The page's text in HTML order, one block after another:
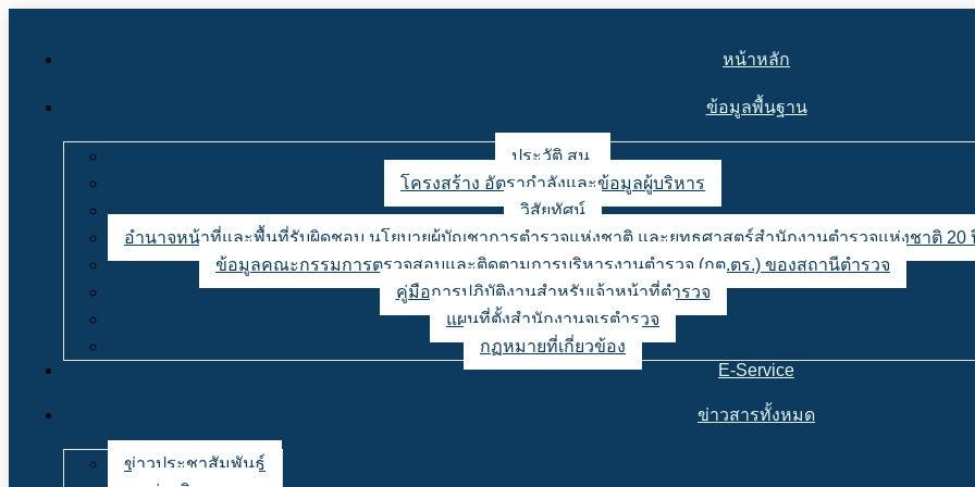
หน้าหลัก
ข้อมูลพื้นฐาน
ประวัติ สน.
โครงสร้าง อัตรากำลังและข้อมูลผู้บริหาร
วิสัยทัศน์
อำนาจหน้าที่และพื้นที่รับผิดชอบ นโยบายผู้บัญชาการตำรวจแห่งชาติ และยุทธศาสตร์สำนักงานตำรวจแห่งชาติ 20
ข้อมูลคณะกรรมการตรวจสอบและติดตามการบริหารงานตำรวจ (กต.ตร.) ของสถานีตำรวจ
คู่มือการปฏิบัติงานสำหรับเจ้าหน้าที่ตำรวจ
แผนที่ตั้งสำนักงานจเรตำรวจ
กฏหมายที่เกี่ยวข้อง
E-Service
ข่าวสารทั้งหมด
ข่าวประชาสัมพันธ์